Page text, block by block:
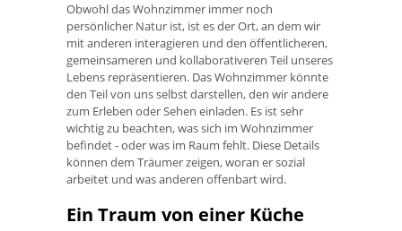
Obwohl das Wohnzimmer immer noch
persönlicher Natur ist, ist es der Ort, an dem wir
mit anderen interagieren und den öffentlicheren,
gemeinsameren und kollaborativeren Teil unseres
Lebens repräsentieren. Das Wohnzimmer könnte
den Teil von uns selbst darstellen, den wir andere
zum Erleben oder Sehen einladen. Es ist sehr
wichtig zu beachten, was sich im Wohnzimmer
befindet - oder was im Raum fehlt. Diese Details
können dem Träumer zeigen, woran er sozial
arbeitet und was anderen offenbart wird.
Ein Traum von einer Küche